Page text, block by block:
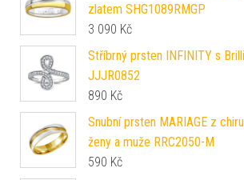
zlatem SHG1089RMGP
3 090 Kč
Stříbrný prsten INFINITY s
JJJR0852
890 Kč
Snubní prsten MARIAGE z
ženy a muže RRC2050-M
590 Kč